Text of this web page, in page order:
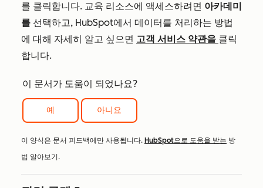
를 클릭합니다. 교육 리소스에 액세스하려면 아카데미
를 선택하고, HubSpot에서 데이터를 처리하는 방법
에 대해 자세히 알고 싶으면 고객 서비스 약관을 클릭
합니다.
이 문서가 도움이 되었나요?
예 아니요
이 양식은 문서 피드백에만 사용됩니다. HubSpot으로 도움을 받는 방
법 알아보기.